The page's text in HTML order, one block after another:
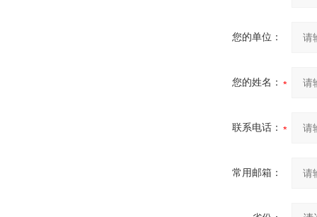
您的单位：
您的姓名：
联系电话：
常用邮箱：